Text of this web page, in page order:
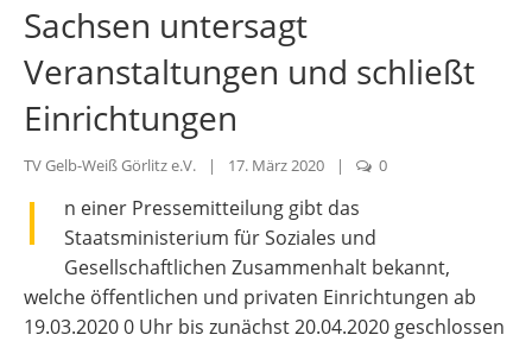
Sachsen untersagt
Veranstaltungen und schließt
Einrichtungen
TV Gelb-Weiß Görlitz e.V. | 17. März 2020 | 0
I
n einer Pressemitteilung gibt das
Staatsministerium für Soziales und
Gesellschaftlichen Zusammenhalt bekannt,
welche öffentlichen und privaten Einrichtungen ab
19.03.2020 0 Uhr bis zunächst 20.04.2020 geschlossen